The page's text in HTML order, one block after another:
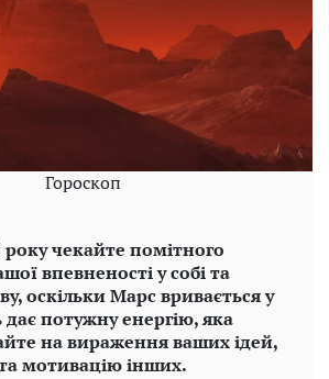
Гороскоп
року чекайте помітного
впевненості у собі та
оскільки Марс вривається у
потужну енергію, яка
на вираження ваших ідей,
мотивацію інших.